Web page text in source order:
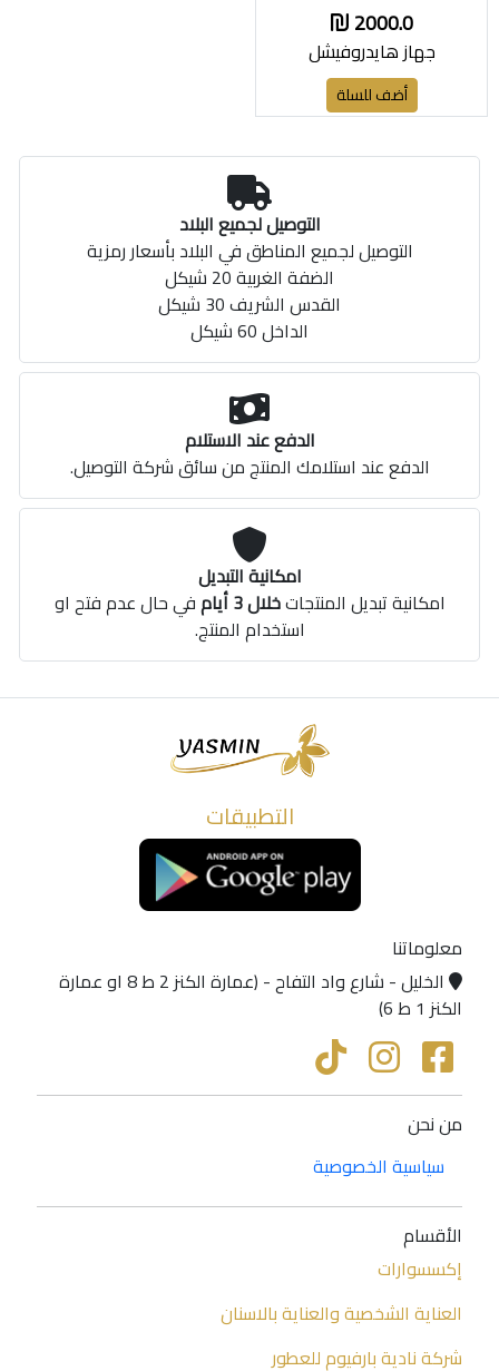
2000.0
جهاز هايدروفيشل
أضف للسلة
التوصيل لجميع البلاد
التوصيل لجميع المناطق في البلاد بأسعار رمزية
الضفة الغربية 20 شيكل
القدس الشريف 30 شيكل
الداخل 60 شيكل
الدفع عند الاستلام
الدفع عند استلامك المنتج من سائق شركة التوصيل.
امكانية التبديل
امكانية تبديل المنتجاتخلال 3 أيام
في حال عدم فتح او
استخدام المنتج.
التطبيقات
معلوماتنا
الخليل - شارع واد التفاح - (عمارة الكنز 2 ط 8 او عمارة
الكنز 1 ط 6)
من نحن
سياسية الخصوصية
الأقسام
إكسسوارات
العناية الشخصية والعناية بالاسنان
شركة نادية بارفيوم للعطور